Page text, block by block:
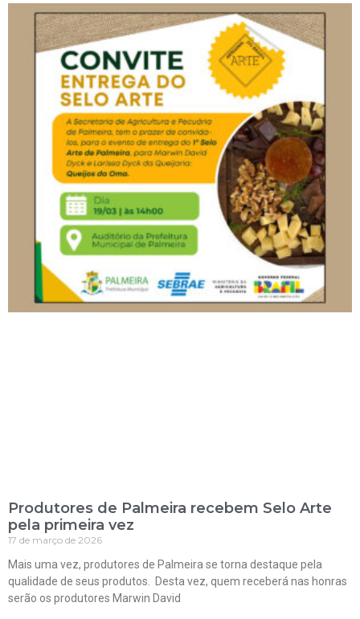
Produtores de Palmeira recebem Selo Arte
pela primeira vez
17 de março de 2026
Mais uma vez, produtores de Palmeira se torna destaque pela
qualidade de seus produtos. Desta vez, quem receberá nas honras
serão os produtores Marwin David